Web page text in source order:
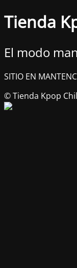
Tienda
El modo
SITIO EN
© Tienda Kpop